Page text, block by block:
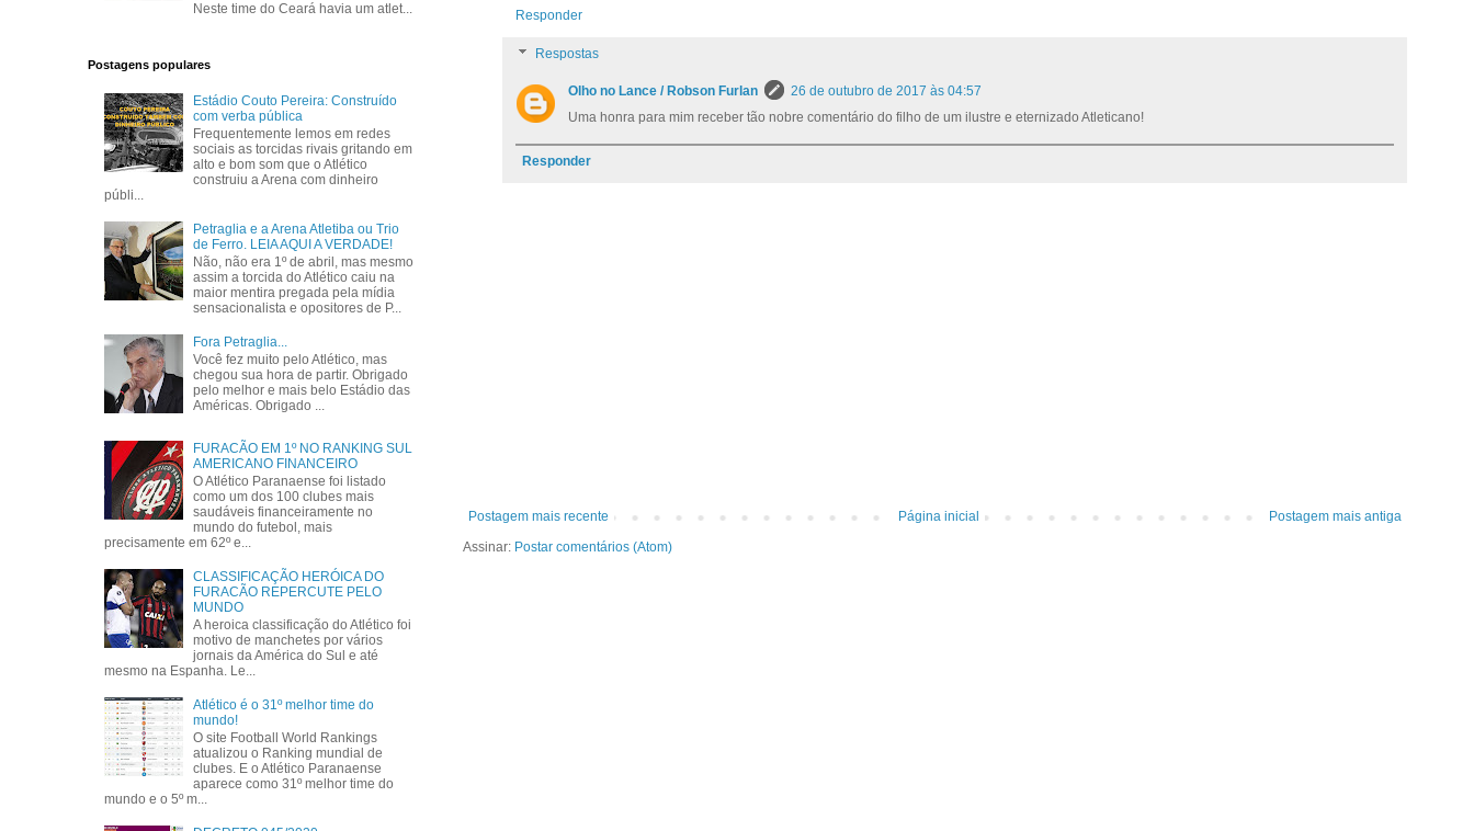
Responder
Respostas
Olho no Lance / Robson Furlan
26 de outubro de 2017 às 04:57
Uma honra para mim receber tão nobre comentário do filho de um ilustre e eternizado Atleticano!
Responder
Postagem mais recente Postagem mais antiga
Página inicial
Assinar: Postar comentários (Atom)
Neste time do Ceará havia um atlet...
Postagens populares
Estádio Couto Pereira: Construído
com verba pública
Frequentemente lemos em redes
sociais as torcidas rivais gritando em
alto e bom som que o Atlético
construiu a Arena com dinheiro
públi...
Petraglia e a Arena Atletiba ou Trio
de Ferro. LEIA AQUI A VERDADE!
Não, não era 1º de abril, mas mesmo
assim a torcida do Atlético caiu na
maior mentira pregada pela mídia
sensacionalista e opositores de P...
Fora Petraglia...
Você fez muito pelo Atlético, mas
chegou sua hora de partir. Obrigado
pelo melhor e mais belo Estádio das
Américas. Obrigado ...
FURACÃO EM 1º NO RANKING SUL
AMERICANO FINANCEIRO
O Atlético Paranaense foi listado
como um dos 100 clubes mais
saudáveis financeiramente no
mundo do futebol, mais
precisamente em 62º e...
CLASSIFICAÇÃO HERÓICA DO
FURACÃO REPERCUTE PELO
MUNDO
A heroica classificação do Atlético foi
motivo de manchetes por vários
jornais da América do Sul e até
mesmo na Espanha. Le...
Atlético é o 31º melhor time do
mundo!
O site Football World Rankings
atualizou o Ranking mundial de
clubes. E o Atlético Paranaense
aparece como 31º melhor time do
mundo e o 5º m...